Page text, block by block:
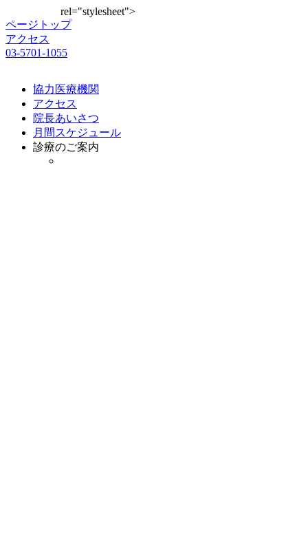
rel="stylesheet">
ページ トップ
アクセス
03-5701-1055
協力医療機関
アクセス
院長あいさつ
月間スケジュール
診療のご案内